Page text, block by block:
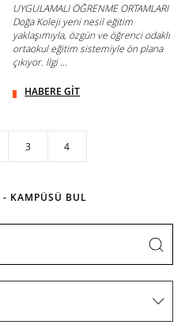
UYGULAMALI ÖĞRENME ORTAMLARI
Doğa Koleji yeni nesil eğitim
yaklaşımıyla, özgün ve öğrenci odaklı
ortaokul eğitim sistemiyle ön plana
çıkıyor. İlgi ...
HABERE GİT
3 4
- KAMPÜSÜ BUL